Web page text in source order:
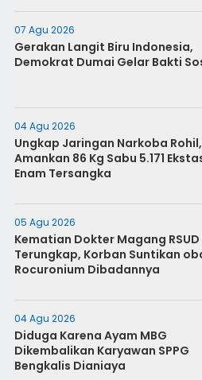
07 Agu 2026
Gerakan Langit Biru Indonesia,
Demokrat Dumai Gelar Bakti
04 Agu 2026
Ungkap Jaringan Narkoba Rohil,
Amankan 86 Kg Sabu 5.171
Enam Tersangka
05 Agu 2026
Kematian Dokter Magang RSUD
Terungkap, Korban Suntikan
Rocuronium Dibadannya
04 Agu 2026
Diduga Karena Ayam MBG
Dikembalikan Karyawan SPPG
Bengkalis Dianiaya